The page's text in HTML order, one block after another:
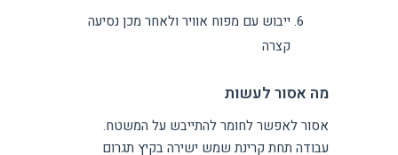
ייבוש עם מפוח אוויר ולאחר מכן נסיעה
קצרה
מה אסור לעשות
אסור לאפשר לחומר להתייבש על המשטח.
עבודה תחת קרינת שמש ישירה בקיץ תגרום